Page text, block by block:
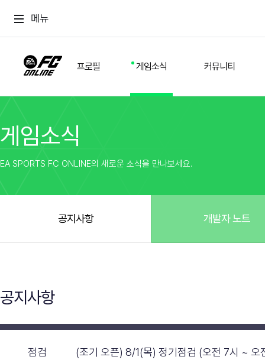
메뉴
프로필 게임소식 커뮤니티
스쿼드
경기 기록
커뮤니티
방명록
설정
업데이트
유저 가이드
게임 플레이 버그 제보
게임소식
EA SPORTS FC ONLINE의 새로운 소식을 만나보세요.
공지사항 개발자 노트
공지사항
점검 (조기 오픈) 8/1(목) 정기점검 (오전 7시 ~ 오